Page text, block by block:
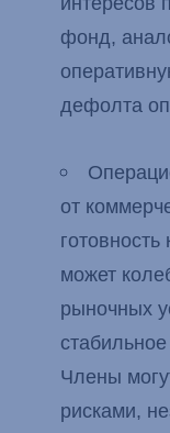
фонд,
дефолта
от
может
рыночных
Члены
рисками,